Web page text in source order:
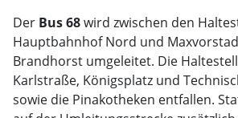
Der Bus 68wird zwischen den
Hauptbahnhof Nord und
Brandhorst umgeleitet. Die
Karlstraße, Königsplatz und
sowie die Pinakotheken entfallen.